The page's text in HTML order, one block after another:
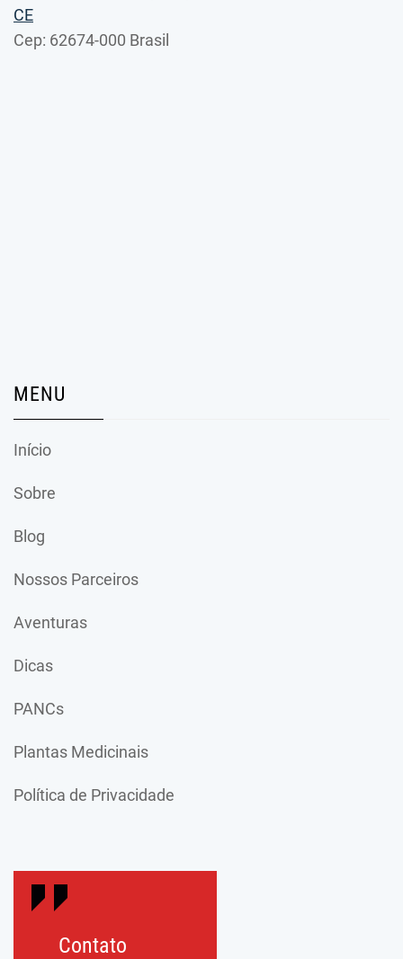
CE
Cep: 62674-000 Brasil
MENU
Início
Sobre
Blog
Nossos Parceiros
Aventuras
Dicas
PANCs
Plantas Medicinais
Política de Privacidade
Contato